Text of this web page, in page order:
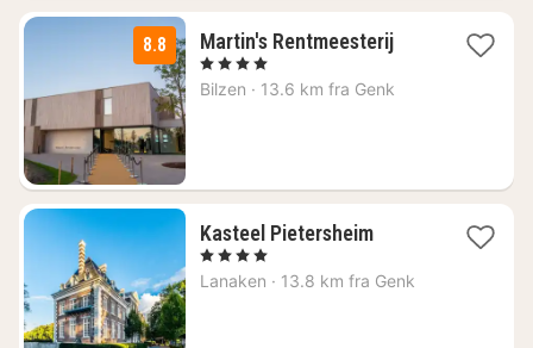
8.8 Martin's Rentmeesterij1
natt
fra
, 4 Stjerner
Bilzen · 13.6 km fra Genk
Kasteel Pietersheim1
fra
, 4 Stjerner
Lanaken · 13.8 km fra Genk